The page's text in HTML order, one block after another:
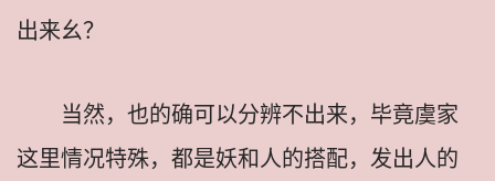
出来幺？
当然，也的确可以分辨不出来，毕竟虞家
这里情况特殊，都是妖和人的搭配，发出人的